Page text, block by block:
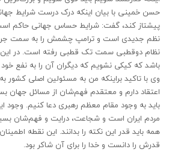
حسن خمینی با بیان اینکه درک درست شرایط
پیشتاز کند، گفت: شرایط حساس جهانی حاکم
نظم جدیدی است و ترامپ چشمش را به سمت
نظام دوقطبی سمت تک قطبی رفته است. در این
باشد که کیکی نشویم که دیگران آن را به نفع
وی با تاکید براینکه من به مسئولین اصلی کشور
اعتقاد دارم و معتقدم فهم‌شان از مسائل
باید به وجود مقام معظم رهبری دعا کنیم. وجود
مردم ایران است و شجاعت، درایت و فهم‌شان
همه باید قدر این نکته را بدانند. این نقطه
قدرش را دانست و خدا را برای آن شاکر بود.